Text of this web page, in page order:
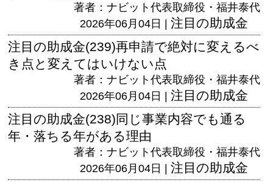
著者：ナビット代表取締役・福井泰代
2026年06月04日 | 注目の助成金
注目の助成金(239)再申請で絶対に変えるべ
き点と変えてはいけない点
著者：ナビット代表取締役・福井泰代
2026年06月04日 | 注目の助成金
注目の助成金(238)同じ事業内容でも通る
年・落ちる年がある理由
著者：ナビット代表取締役・福井泰代
2026年06月04日 | 注目の助成金